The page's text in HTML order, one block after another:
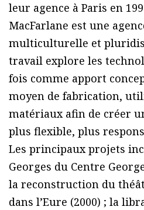
leur agence à Paris en
MacFarlane est une
multiculturelle et
travail explore les
fois comme apport
moyen de fabrication,
matériaux afin de créer
plus flexible, plus
Les principaux projets
Georges du Centre
la reconstruction du
dans l’Eure (2000) ; la